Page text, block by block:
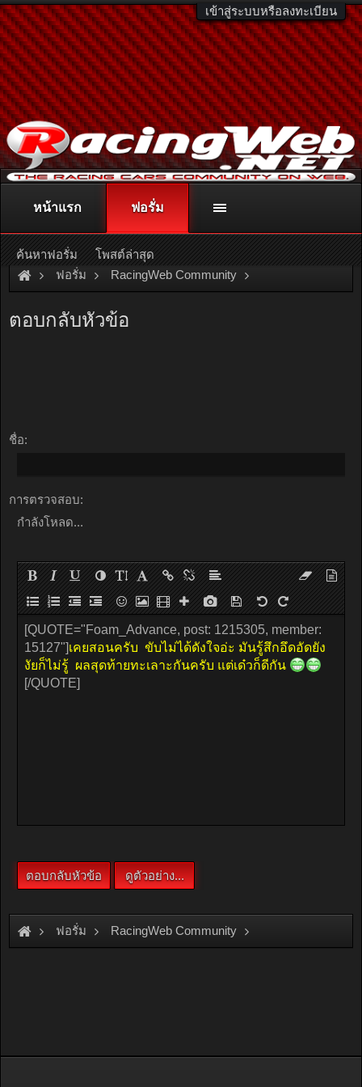
เข้าสู่ระบบหรือลงทะเบียน
ติดต่อลงโฆษณา racingweb@gmail.comหรือโทร. 081-811-1138
หรืออ่านรายละเอียดเพิ่มเติม คลิกที่นี่
ฟอรั่ม RacingWeb Community
ตอบกลับหัวข้อ
ชื่อ:
การตรวจสอบ:
กำลังโหลด...
ฟอรั่ม RacingWeb Community
หน้าแรก ฟอรั่ม
ค้นหาฟอรั่ม โพสต์ล่าสุด